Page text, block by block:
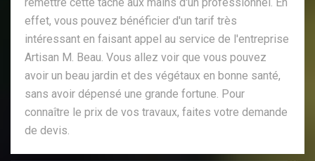
effet, vous pouvez bénéficier d'un tarif très
intéressant en faisant appel au service de l'entreprise
Artisan M. Beau. Vous allez voir que vous pouvez
avoir un beau jardin et des végétaux en bonne santé,
sans avoir dépensé une grande fortune. Pour
connaître le prix de vos travaux, faites votre demande
de devis.